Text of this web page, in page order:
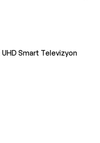
Vestel 55UT9760 55" 139 Ekran 4K UHD Smart Televizyon